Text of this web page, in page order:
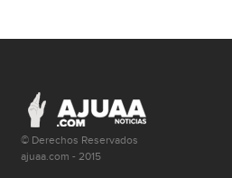
© Derechos Reservados
ajuaa.com - 2015